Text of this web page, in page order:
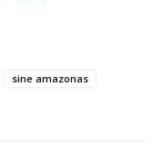
sine amazonas